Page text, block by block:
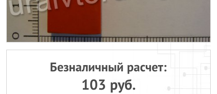
Безналичный расчет:
103 руб.